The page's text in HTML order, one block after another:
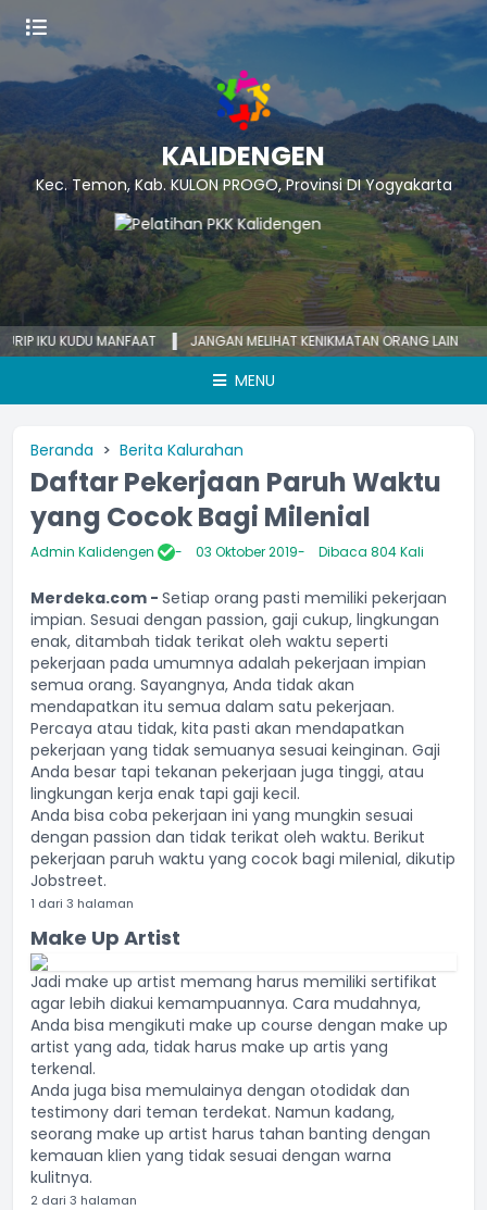
KALIDENGEN
Kec. Temon, Kab. KULON PROGO, Provinsi DI Yogyakarta
KUDU MANFAAT JANGAN MELIHAT KENIKMATAN ORANG LAIN
MENU
Beranda Berita Kalurahan
Daftar Pekerjaan Paruh Waktu
yang Cocok Bagi Milenial
Admin Kalidengen 03 Oktober 2019 Dibaca 804 Kali
Merdeka.com - Setiap orang pasti memiliki pekerjaan
impian. Sesuai dengan passion, gaji cukup, lingkungan
enak, ditambah tidak terikat oleh waktu seperti
pekerjaan pada umumnya adalah pekerjaan impian
semua orang. Sayangnya, Anda tidak akan
mendapatkan itu semua dalam satu pekerjaan.
Percaya atau tidak, kita pasti akan mendapatkan
pekerjaan yang tidak semuanya sesuai keinginan. Gaji
Anda besar tapi tekanan pekerjaan juga tinggi, atau
lingkungan kerja enak tapi gaji kecil.
Anda bisa coba pekerjaan ini yang mungkin sesuai
dengan passion dan tidak terikat oleh waktu. Berikut
pekerjaan paruh waktu yang cocok bagi milenial, dikutip
Jobstreet.
1 dari 3 halaman
Make Up Artist
Jadi make up artist memang harus memiliki sertifikat
agar lebih diakui kemampuannya. Cara mudahnya,
Anda bisa mengikuti make up course dengan make up
artist yang ada, tidak harus make up artis yang
terkenal.
Anda juga bisa memulainya dengan otodidak dan
testimony dari teman terdekat. Namun kadang,
seorang make up artist harus tahan banting dengan
kemauan klien yang tidak sesuai dengan warna
kulitnya.
2 dari 3 halaman